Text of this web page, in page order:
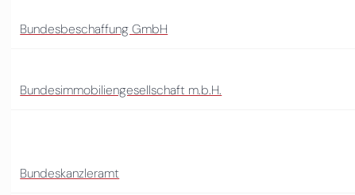
Bundesbeschaffung GmbH
Bundesimmobiliengesellschaft m.b.H.
Bundeskanzleramt